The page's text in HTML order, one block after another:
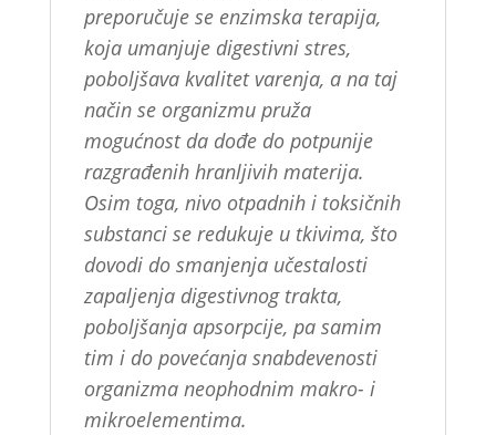
preporučuje se enzimska terapija,
koja umanjuje digestivni stres,
poboljšava kvalitet varenja, a na taj
način se organizmu pruža
mogućnost da dođe do potpunije
razgrađenih hranljivih materija.
Osim toga, nivo otpadnih i toksičnih
substanci se redukuje u tkivima, što
dovodi do smanjenja učestalosti
zapaljenja digestivnog trakta,
poboljšanja apsorpcije, pa samim
tim i do povećanja snabdevenosti
organizma neophodnim makro- i
mikroelementima.